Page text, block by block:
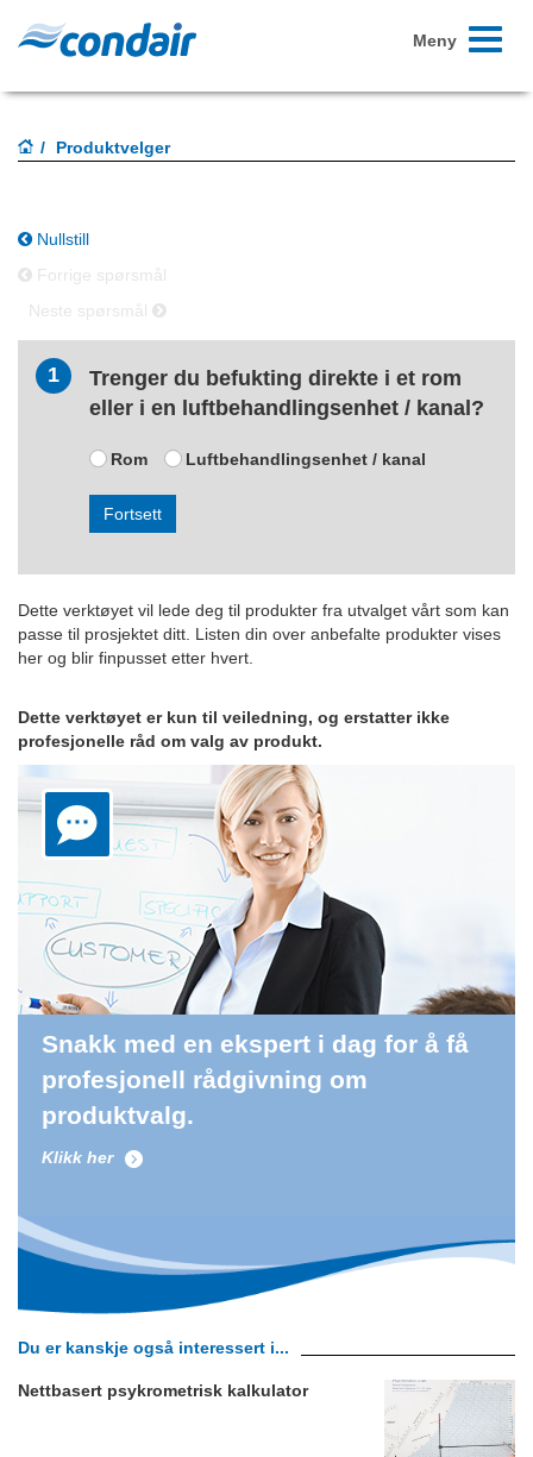
Skift
Meny
Produktvelger
Nullstill
Forrige spørsmål
Neste spørsmål
1
Trenger du befukting direkte i et rom
eller i en luftbehandlingsenhet / kanal?
Rom Luftbehandlingsenhet / kanal
Fortsett
Dette verktøyet vil lede deg til produkter fra utvalget vårt som kan
passe til prosjektet ditt. Listen din over anbefalte produkter vises
her og blir finpusset etter hvert.
Dette verktøyet er kun til veiledning, og erstatter ikke
profesjonelle råd om valg av produkt.
Snakk med en ekspert i dag for å få
profesjonell rådgivning om
produktvalg.
Klikk her
Du er kanskje også interessert i...
Nettbasert psykrometrisk kalkulator